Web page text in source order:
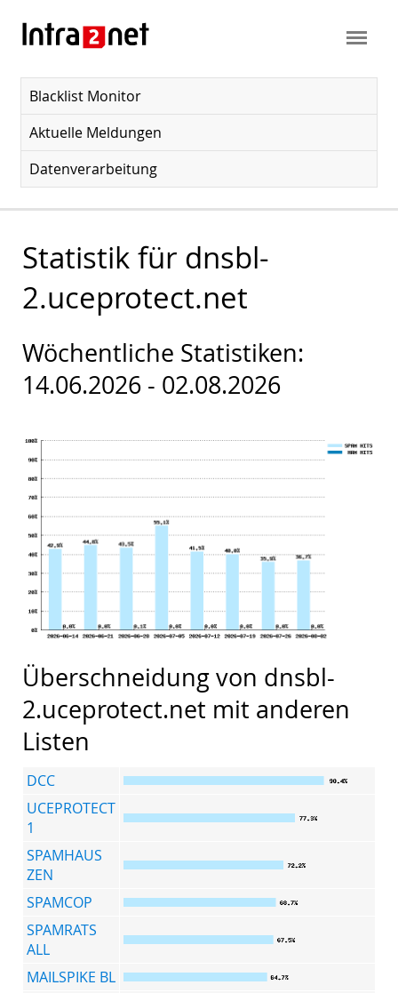
Blacklist Monitor
Aktuelle Meldungen
Datenverarbeitung
Statistik für dnsbl-
2.uceprotect.net
Wöchentliche Statistiken:
14.06.2026 - 02.08.2026
Überschneidung von dnsbl-
2.uceprotect.net mit anderen
Listen
DCC
UCEPROTECT
1
SPAMHAUS
ZEN
SPAMCOP
SPAMRATS
ALL
MAILSPIKE BL